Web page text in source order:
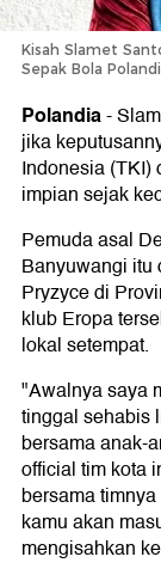
Kisah Slamet
Sepak Bola
Polandia-
jika
Indonesia
impian sejak
Pemuda asal
Banyuwangi itu
Pryzyce di
klub Eropa
lokal setempat.
"Awalnya saya
tinggal sehabis
bersama anak-
official tim kota
bersama
kamu akan
mengisahkan